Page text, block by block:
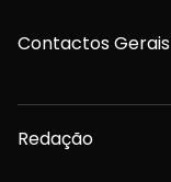
Contactos Gerais
Redação